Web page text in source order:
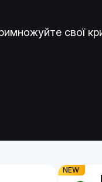
свої
3.40%
NEW